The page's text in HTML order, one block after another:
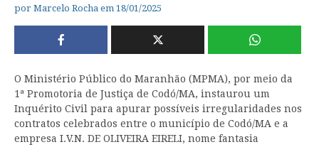
por Marcelo Rocha em 18/01/2025
O Ministério Público do Maranhão (MPMA), por meio da
1ª Promotoria de Justiça de Codó/MA, instaurou um
Inquérito Civil para apurar possíveis irregularidades nos
contratos celebrados entre o município de Codó/MA e a
empresa I.V.N. DE OLIVEIRA EIRELI, nome fantasia